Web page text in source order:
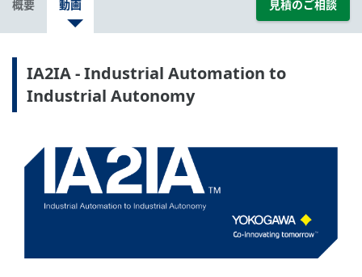
概要 動画 見積のご相談
IA2IA - Industrial Automation to
Industrial Autonomy